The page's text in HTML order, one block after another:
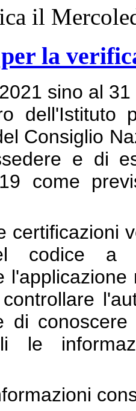
il
la
sino al
dell'Istituto
Consiglio
e di
come
certificazioni
codice a
di
le